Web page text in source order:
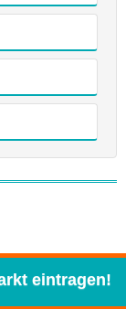
eintragen!